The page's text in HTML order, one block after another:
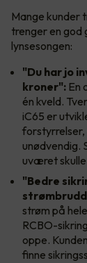
Mange kunder
trenger en god
lynsesongen:
"Du har jo
kroner": En
én kveld.
iC65 er
forstyrrelser,
unødvendig.
uværet
"Bedre
strøm på
RCBO-
oppe.
finne